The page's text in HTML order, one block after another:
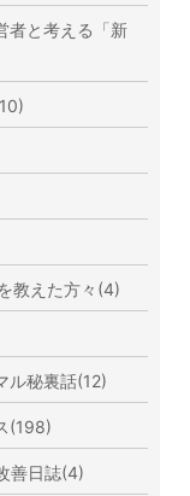
者と考える「新
教えた方々(4)
秘裏話(12)
(198)
善日誌(4)